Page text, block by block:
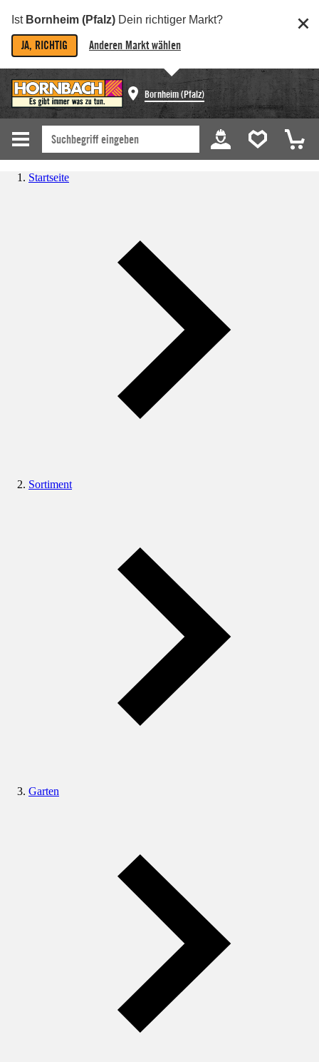
Ist Bornheim (Pfalz) Dein richtiger Markt?
JA, RICHTIG Anderen Markt wählen
Bornheim (Pfalz)
Startseite
Sortiment
Garten